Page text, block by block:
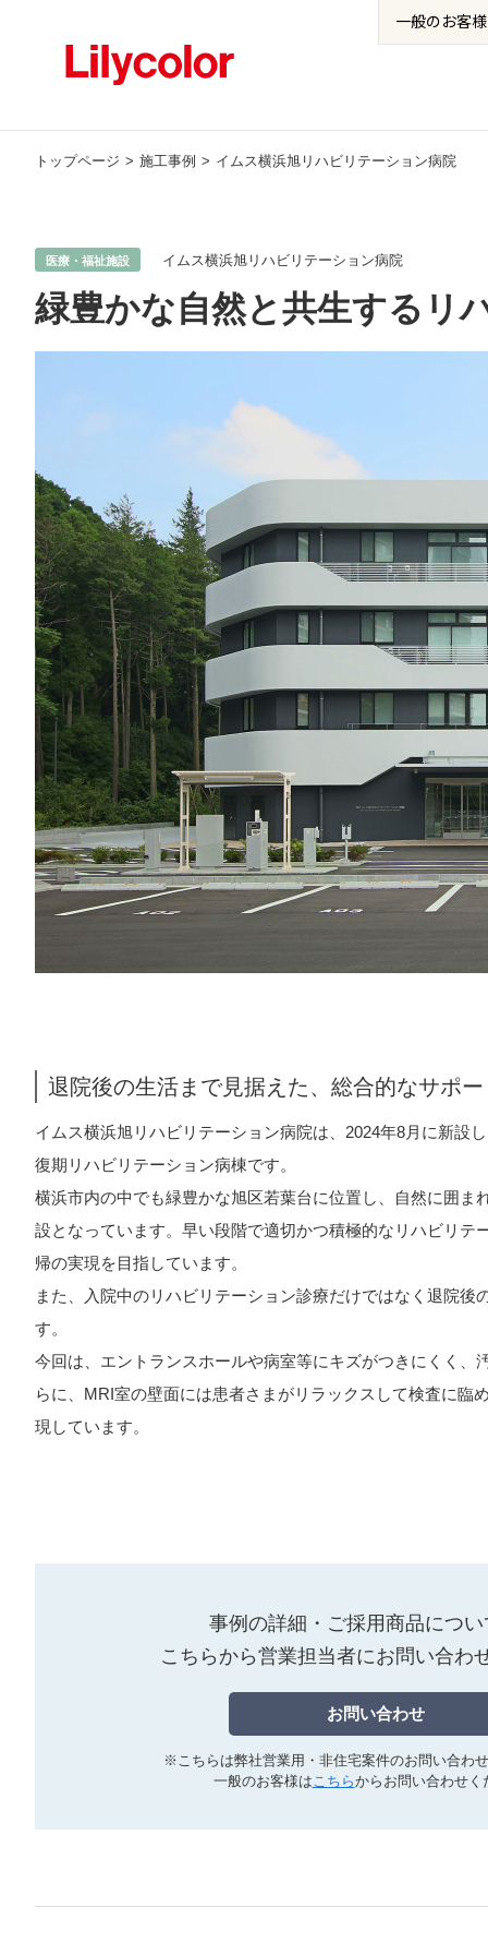
一般のお客様
トップページ 施工事例 イムス横浜旭リハビリテーション病院
医療・福祉施設 イムス横浜旭リハビリテーション病院
緑豊かな自然と共生するリ
退院後の生活まで見据えた、総合的なサポ
イムス横浜旭リハビリテーション病院は、2024年8月に新設
復期リハビリテーション病棟です。
横浜市内の中でも緑豊かな旭区若葉台に位置し、自然に囲
設となっています。早い段階で適切かつ積極的なリハビリ
帰の実現を目指しています。
また、入院中のリハビリテーション診療だけではなく退院
す。
今回は、エントランスホールや病室等にキズがつきにくく
らに、MRI室の壁面には患者さまがリラックスして検査に
現しています。
事例の詳細・ご採用商品につ
こちらから営業担当者にお問い合わ
お問い合わせ
※こちらは弊社営業用・非住宅案件のお問い合わ
一般のお客様はこちらからお問い合わせく